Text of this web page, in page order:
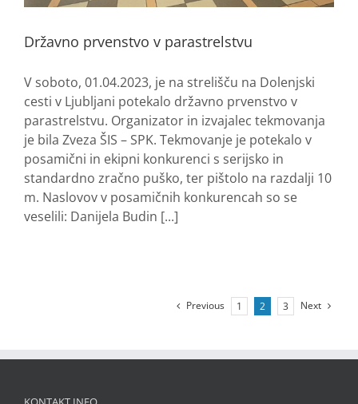
Državno prvenstvo v parastrelstvu
V soboto, 01.04.2023, je na strelišču na Dolenjski
cesti v Ljubljani potekalo državno prvenstvo v
parastrelstvu. Organizator in izvajalec tekmovanja
je bila Zveza ŠIS – SPK. Tekmovanje je potekalo v
posamični in ekipni konkurenci s serijsko in
standardno zračno puško, ter pištolo na razdalji 10
m. Naslovov v posamičnih konkurencah so se
veselili: Danijela Budin [...]
Previous 1 2 3 Next